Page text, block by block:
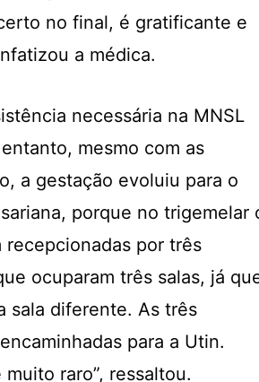
no final, é gratificante e
a médica.
necessária na MNSL
mesmo com as
a gestação evoluiu para o
porque no trigemelar
recepcionadas por três
ocuparam três salas, já
sala diferente. As três
para a Utin.
raro”, ressaltou.